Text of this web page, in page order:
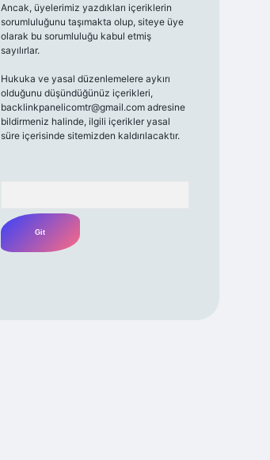
Ancak, üyelerimiz yazdıkları içeriklerin
sorumluluğunu taşımakta olup, siteye üye
olarak bu sorumluluğu kabul etmiş
sayılırlar.
Hukuka ve yasal düzenlemelere aykırı
olduğunu düşündüğünüz içerikleri,
backlinkpanelicomtr@gmail.comadresine
bildirmeniz halinde, ilgili içerikler yasal
süre içerisinde sitemizden kaldırılacaktır.